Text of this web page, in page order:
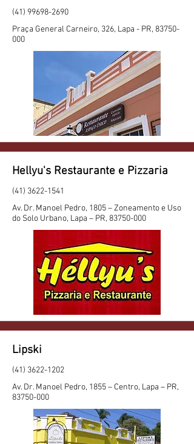
(41) 99698-2690
Praça General Carneiro, 326, Lapa - PR, 83750-
000
Hellyu's Restaurante e Pizzaria
(41) 3622-1541
Av. Dr. Manoel Pedro, 1805 – Zoneamento e Uso
do Solo Urbano, Lapa – PR, 83750-000
Lipski
(41) 3622-1202
Av. Dr. Manoel Pedro, 1855 – Centro, Lapa – PR,
83750-000